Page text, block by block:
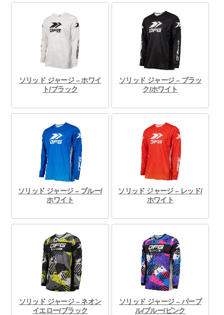
ソリッド ジャージ – ホワイ
ト/ブラック
ソリッド ジャージ – ブラッ
ク/ホワイト
ソリッド ジャージ – ブルー/
ホワイト
ソリッド ジャージ – レッド/
ホワイト
ソリッド ジャージ – ネオン
イエロー/ブラック
ソリッド ジャージ – パープ
ル/ブルー/ピンク